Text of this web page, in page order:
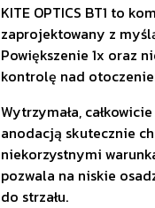
KITE OPTICS BT1 to
zaprojektowany z
Powiększenie 1x oraz
kontrolę nad
Wytrzymała,
anodacją skutecznie
niekorzystnymi
pozwala na niskie
do strzału.